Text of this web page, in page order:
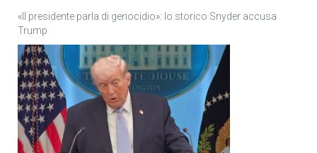
«Il presidente parla di genocidio»: lo storico Snyder accusa
Trump